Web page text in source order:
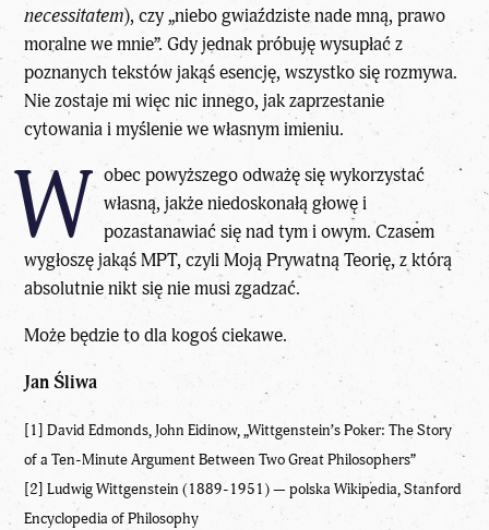
necessitatem), czy „niebo gwiaździste nade mną, prawo
moralne we mnie”. Gdy jednak próbuję wysupłać z
poznanych tekstów jakąś esencję, wszystko się rozmywa.
Nie zostaje mi więc nic innego, jak zaprzestanie
cytowania i myślenie we własnym imieniu.
W obec powyższego odważę się wykorzystać
własną, jakże niedoskonałą głowę i
pozastanawiać się nad tym i owym. Czasem
wygłoszę jakąś MPT, czyli Moją Prywatną Teorię, z którą
absolutnie nikt się nie musi zgadzać.
Może będzie to dla kogoś ciekawe.
Jan Śliwa
[1] David Edmonds, John Eidinow, „Wittgenstein’s Poker: The Story
of a Ten-Minute Argument Between Two Great Philosophers”
[2] Ludwig Wittgenstein (1889-1951) — polskaWikipedia,Stanford
Encyclopedia of Philosophy